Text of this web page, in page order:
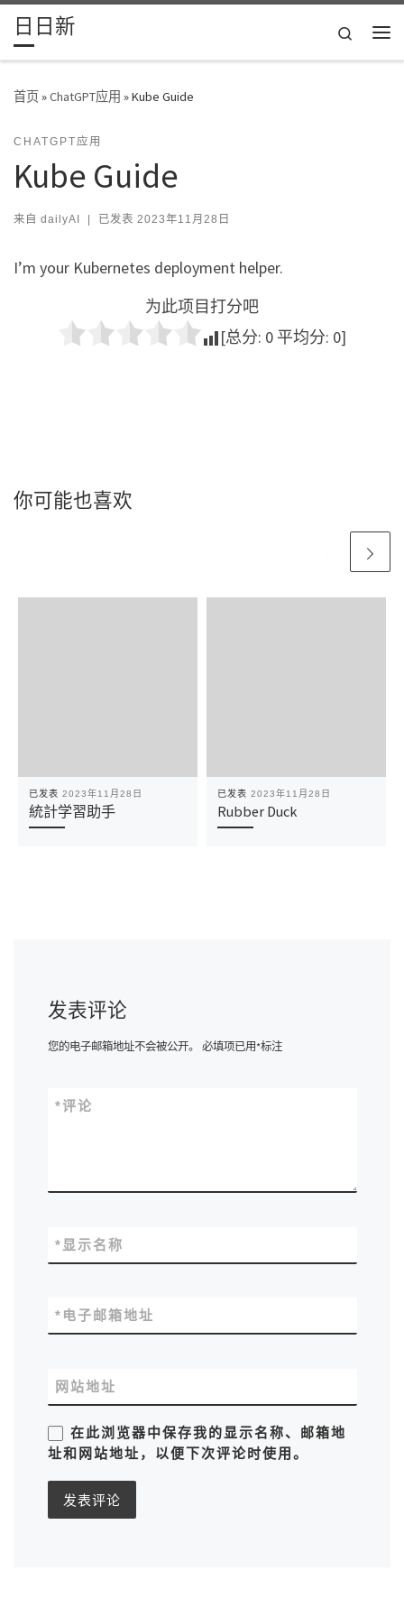
Skip to content
日日新
Search
首页»ChatGPT应用 »Kube Guide
CHATGPT应用
Kube Guide
来自 dailyAI | 已发表 2023年11月28日
I’m your Kubernetes deployment helper.
为此项目打分吧
[总分: 0 平均分: 0]
你可能也喜欢
已发表 2023年11月28日
統計学習助手
已发表 2023年11月28日
Rubber Duck
发表评论
您的电子邮箱地址不会被公开。 必填项已用*标注
评论
*
显示名称
*
电子邮箱地址
*
网站地址
在此浏览器中保存我的显示名称、邮箱地
址和网站地址，以便下次评论时使用。